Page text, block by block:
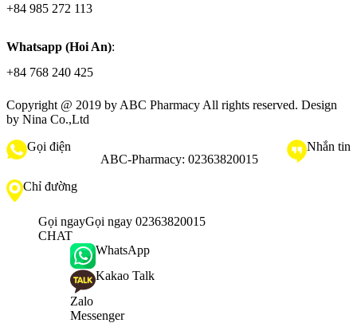
+84 985 272 113
Whatsapp (Hoi An):
+84 768 240 425
Copyright @ 2019 by ABC Pharmacy All rights reserved. Design
by Nina Co.,Ltd
Gọi điện
ABC-Pharmacy: 02363820015
Nhắn tin
Chỉ đường
Gọi ngayGọi ngay 02363820015
CHAT
WhatsApp
Kakao Talk
Zalo
Messenger